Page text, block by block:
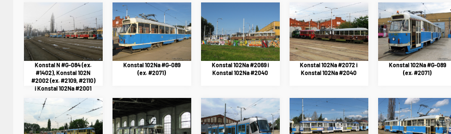
Konstal 102Nd #2099 (ex.
#2084)
Konstal N #G-084 (ex.
#1402), Konstal 102N
#2002 (ex. #2109, #2110)
i Konstal 102Na #2001
Konstal 102Na #G-089
(ex. #2071)
Konstal 102Na #2069 i
Konstal 102Na #2040
Konstal 102Na #2072 i
Konstal 102Na #2040
Konstal 102Na #G-089
(ex. #2071)